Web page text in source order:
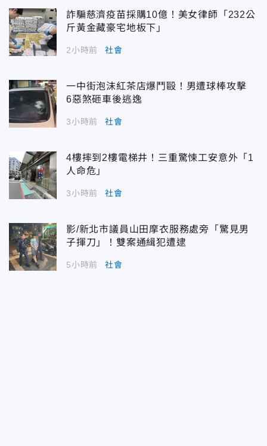
詐騙慈濟疫苗採購10億！美女律師「232公
斤黃金藏豪宅地板下」
2小時前 社會
一中街泡沫紅茶店爆鬥毆！男遭球棒攻擊
6惡煞砸車後逃逸
3小時前 社會
4樓摔到2樓電梯井！三重驚悚工安意外「1
人命危」
3小時前 社會
影/新北市議員山田摩衣服務處旁「驚見男
子揮刀」！雙案通緝犯遭逮
5小時前 社會